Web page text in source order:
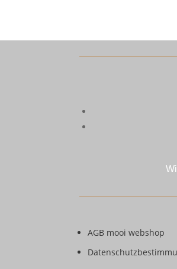
AGB mooi webshop